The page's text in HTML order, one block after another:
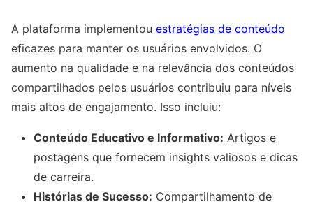
A plataforma implementou estratégias de conteúdo
eficazes para manter os usuários envolvidos. O
aumento na qualidade e na relevância dos conteúdos
compartilhados pelos usuários contribuiu para níveis
mais altos de engajamento. Isso incluiu:
Conteúdo Educativo e Informativo: Artigos e
postagens que fornecem insights valiosos e dicas
de carreira.
Histórias de Sucesso: Compartilhamento de